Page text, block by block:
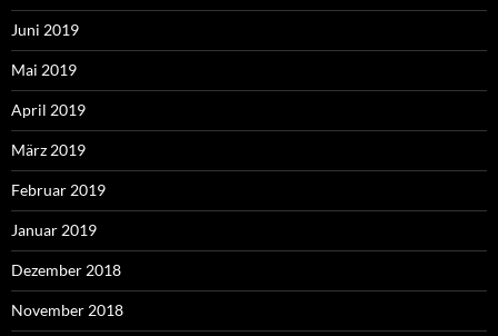
Juni 2019
Mai 2019
April 2019
März 2019
Februar 2019
Januar 2019
Dezember 2018
November 2018